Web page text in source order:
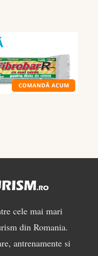
mănânci
pentru
masă
musculară
cele mai mari
din Romania.
antrenamente si